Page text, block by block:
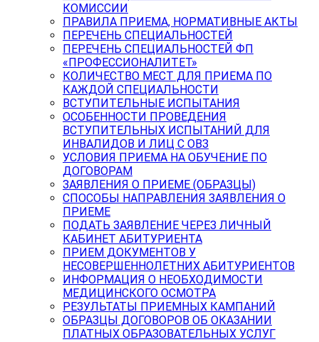
КОМИССИИ
ПРАВИЛА ПРИЕМА, НОРМАТИВНЫЕ АКТЫ
ПЕРЕЧЕНЬ СПЕЦИАЛЬНОСТЕЙ
ПЕРЕЧЕНЬ СПЕЦИАЛЬНОСТЕЙ ФП
«ПРОФЕССИОНАЛИТЕТ»
КОЛИЧЕСТВО МЕСТ ДЛЯ ПРИЕМА ПО
КАЖДОЙ СПЕЦИАЛЬНОСТИ
ВСТУПИТЕЛЬНЫЕ ИСПЫТАНИЯ
ОСОБЕННОСТИ ПРОВЕДЕНИЯ
ВСТУПИТЕЛЬНЫХ ИСПЫТАНИЙ ДЛЯ
ИНВАЛИДОВ И ЛИЦ С ОВЗ
УСЛОВИЯ ПРИЕМА НА ОБУЧЕНИЕ ПО
ДОГОВОРАМ
ЗАЯВЛЕНИЯ О ПРИЕМЕ (ОБРАЗЦЫ)
СПОСОБЫ НАПРАВЛЕНИЯ ЗАЯВЛЕНИЯ О
ПРИЕМЕ
ПОДАТЬ ЗАЯВЛЕНИЕ ЧЕРЕЗ ЛИЧНЫЙ
КАБИНЕТ АБИТУРИЕНТА
ПРИЕМ ДОКУМЕНТОВ У
НЕСОВЕРШЕННОЛЕТНИХ АБИТУРИЕНТОВ
ИНФОРМАЦИЯ О НЕОБХОДИМОСТИ
МЕДИЦИНСКОГО ОСМОТРА
РЕЗУЛЬТАТЫ ПРИЕМНЫХ КАМПАНИЙ
ОБРАЗЦЫ ДОГОВОРОВ ОБ ОКАЗАНИИ
ПЛАТНЫХ ОБРАЗОВАТЕЛЬНЫХ УСЛУГ